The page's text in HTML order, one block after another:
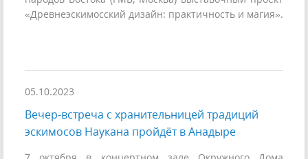
«Древнеэскимосский дизайн: практичность и магия».
05.10.2023
Вечер-встреча с хранительницей традиций
эскимосов Наукана пройдёт в Анадыре